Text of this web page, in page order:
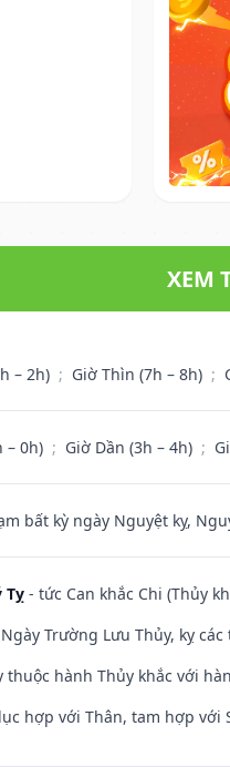
XEM
– 2h) ; Giờ Thìn (7h – 8h) ;
– 0h) ; Giờ Dần (3h – 4h) ;
bất kỳ ngày Nguyệt kỵ,
Tỵ - tức Can khắc Chi (Thủy
Trường Lưu Thủy, kỵ
thuộc hành Thủy khắc với
hợp với Thân, tam hợp với